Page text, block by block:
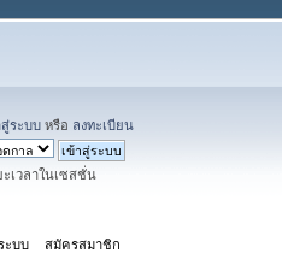
สู่ระบบ หรือ ลงทะเบียน
เวลาในเซสชั่น
ะบบ สมัครสมาชิก